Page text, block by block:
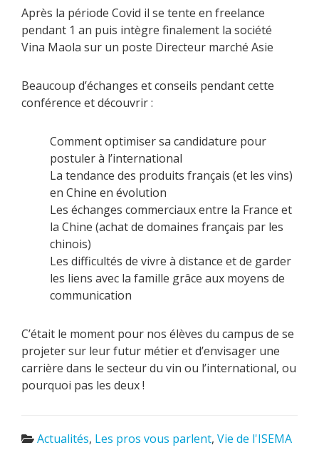
Après la période Covid il se tente en freelance
pendant 1 an puis intègre finalement la société
Vina Maola sur un poste Directeur marché Asie
Beaucoup d’échanges et conseils pendant cette
conférence et découvrir :
Comment optimiser sa candidature pour
postuler à l’international
La tendance des produits français (et les vins)
en Chine en évolution
Les échanges commerciaux entre la France et
la Chine (achat de domaines français par les
chinois)
Les difficultés de vivre à distance et de garder
les liens avec la famille grâce aux moyens de
communication
C’était le moment pour nos élèves du campus de se
projeter sur leur futur métier et d’envisager une
carrière dans le secteur du vin ou l’international, ou
pourquoi pas les deux !
Actualités, Les pros vous parlent, Vie de l'ISEMA